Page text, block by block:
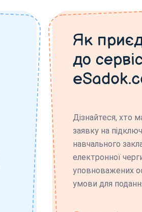
Як
до
Дізнайтеся, хто
заявку на
навчального
електронної
уповноважених
умови для